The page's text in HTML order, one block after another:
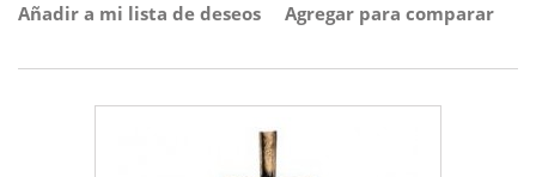
Añadir a mi lista de deseos Agregar para comparar